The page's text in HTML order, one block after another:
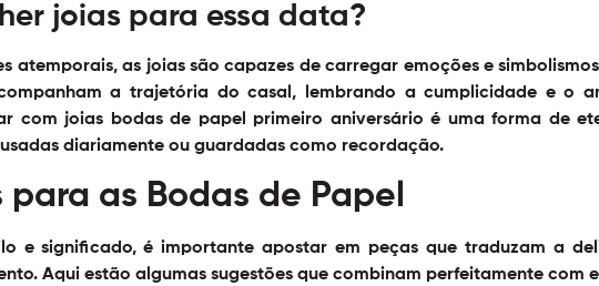
joias para essa data?
atemporais, as joias são capazes de carregar emoções e
a trajetória do casal, lembrando a cumplicidade e o
com joias bodas de papel primeiro aniversário é uma forma de
diariamente ou guardadas como recordação.
as Bodas de Papel
e significado, é importante apostar em peças que traduzam a
Aqui estão algumas sugestões que combinam perfeitamente com